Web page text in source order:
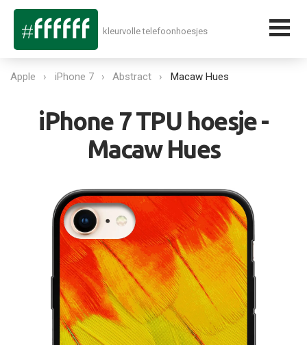
kleurvolle telefoonhoesjes
Apple iPhone 7 Abstract Macaw Hues
iPhone 7 TPU hoesje -
Macaw Hues